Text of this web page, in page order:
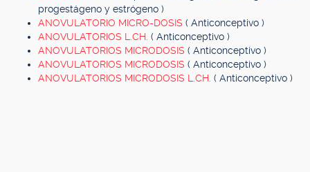
progestágeno y estrógeno )
ANOVULATORIO MICRO-DOSIS ( Anticonceptivo )
ANOVULATORIOS L.CH. ( Anticonceptivo )
ANOVULATORIOS MICRODOSIS ( Anticonceptivo )
ANOVULATORIOS MICRODOSIS ( Anticonceptivo )
ANOVULATORIOS MICRODOSIS L.CH. ( Anticonceptivo )